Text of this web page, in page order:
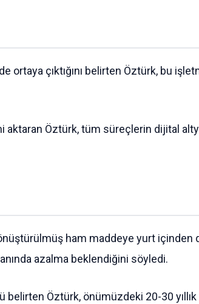
ortaya çıktığını belirten Öztürk, bu
Öztürk, tüm süreçlerin dijital
ham maddeye yurt
azalma beklendiğini söyledi.
belirten Öztürk, önümüzdeki 20-30